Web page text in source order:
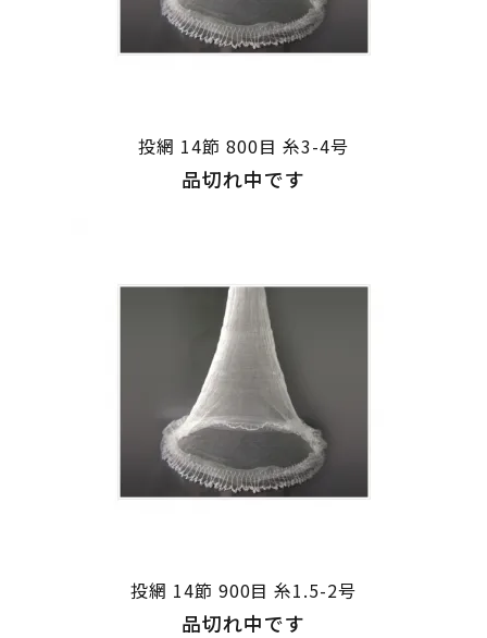
投網 14節 800目 糸3-4号
品切れ中です
投網 14節 900目 糸1.5-2号
品切れ中です